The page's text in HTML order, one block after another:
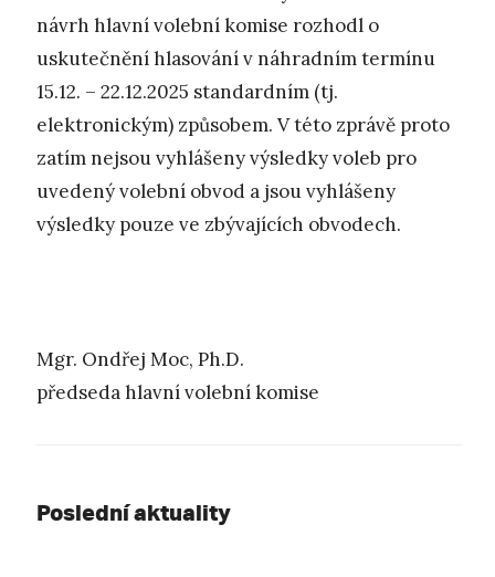
návrh hlavní volební komise rozhodl o
uskutečnění hlasování v náhradním termínu
15.12. – 22.12.2025 standardním (tj.
elektronickým) způsobem. V této zprávě proto
zatím nejsou vyhlášeny výsledky voleb pro
uvedený volební obvod a jsou vyhlášeny
výsledky pouze ve zbývajících obvodech.
Mgr. Ondřej Moc, Ph.D.
předseda hlavní volební komise
Poslední aktuality